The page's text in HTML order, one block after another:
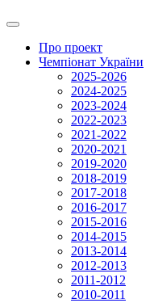
Про проект
Чемпіонат України
2025-2026
2024-2025
2023-2024
2022-2023
2021-2022
2020-2021
2019-2020
2018-2019
2017-2018
2016-2017
2015-2016
2014-2015
2013-2014
2012-2013
2011-2012
2010-2011